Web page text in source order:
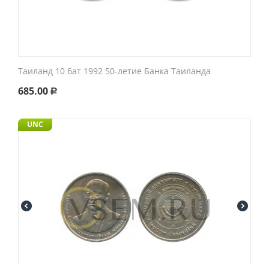
Таиланд 10 бат 1992 50-летие Банка Таиланда
685.00 Р
UNC